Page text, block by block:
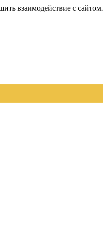
взаимодействие с сайтом.